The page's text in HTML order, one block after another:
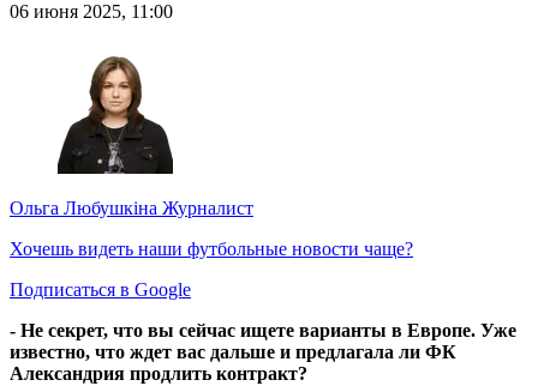
06 июня 2025, 11:00
Ольга Любушкіна Журналист
Хочешь видеть наши футбольные новости чаще?
Подписаться в Google
- Не секрет, что вы сейчас ищете варианты в Европе. Уже
известно, что ждет вас дальше и предлагала ли ФК
Александрия продлить контракт?